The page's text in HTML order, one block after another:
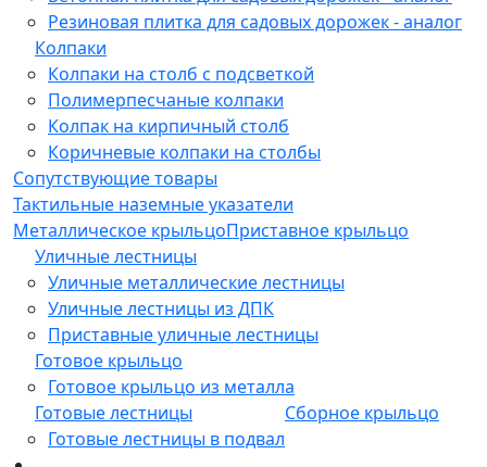
Резиновая плитка для садовых дорожек - аналог
Колпаки
Колпаки на столб с подсветкой
Полимерпесчаные колпаки
Колпак на кирпичный столб
Коричневые колпаки на столбы
Сопутствующие товары
Тактильные наземные указатели
Металлическое крыльцоПриставное крыльцо
Уличные лестницы
Уличные металлические лестницы
Уличные лестницы из ДПК
Приставные уличные лестницы
Готовое крыльцо
Готовое крыльцо из металла
Готовые лестницы
Готовые лестницы в подвал
Сборное крыльцо